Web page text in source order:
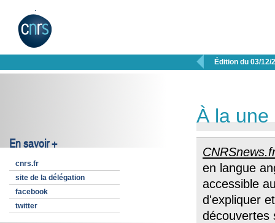
 Édition du 03/12/
En savoir +
cnrs.fr
site de la délégation
facebook
twitter
À la une
en langue
accessible
d'expliquer
découvertes